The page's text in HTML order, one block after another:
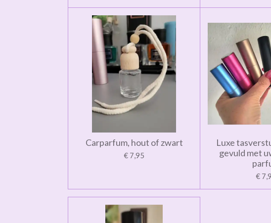
Carparfum, hout of zwart
€ 7,95
Luxe
gevuld met
€